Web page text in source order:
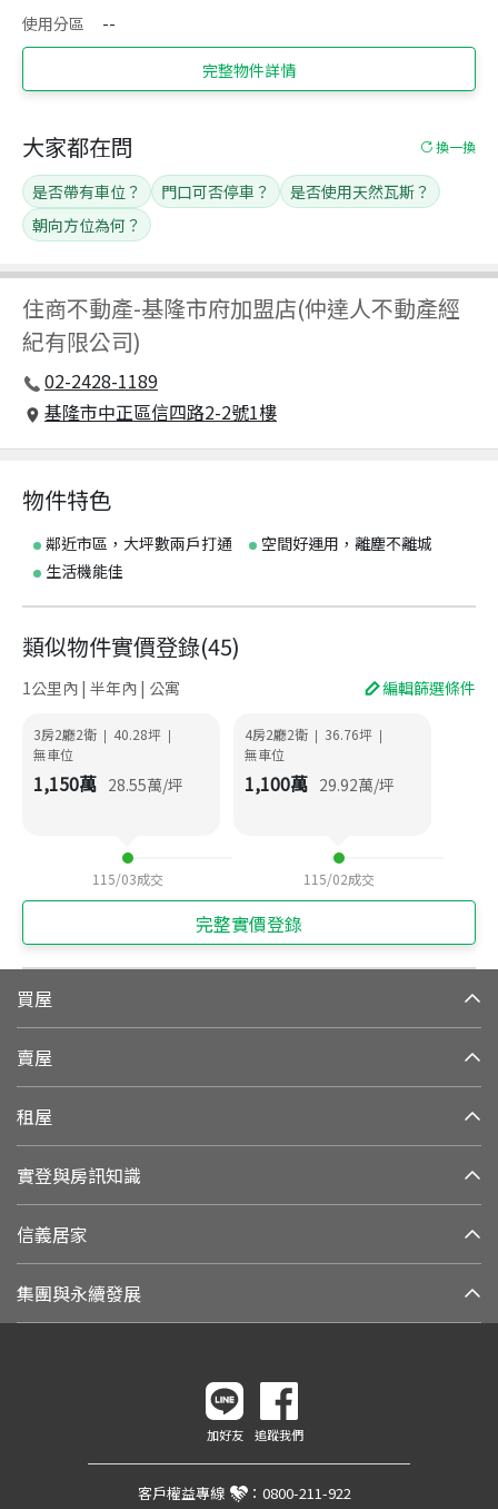
使用分區
--
完整物件詳情
住商不動產-基隆市府加盟店(仲達人不動產經
紀有限公司)
02-2428-1189
基隆市中正區信四路2-2號1樓
大家都在問 換一換
是否帶有車位？ 門口可否停車？
是否使用天然瓦斯？
朝向方位為何？
物件特色
鄰近市區，大坪數兩戶打通
空間好運用，離塵不離城
生活機能佳
類似物件實價登錄(45)
1公里內 | 半年內 | 公寓 編輯篩選條件
3房2廳2衛 | 40.28坪 |
無車位
1,150萬 28.55萬/坪
115/03成交
4房2廳2衛 | 36.76坪 |
無車位
1,100萬 29.92萬/坪
115/02成交
完整實價登錄
買屋
賣屋
租屋
實登與房訊知識
信義居家
集團與永續發展
加好友 追蹤我們
客戶權益專線 ： 0800-211-922